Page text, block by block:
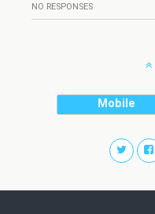
NO RESPONSES
Mobile